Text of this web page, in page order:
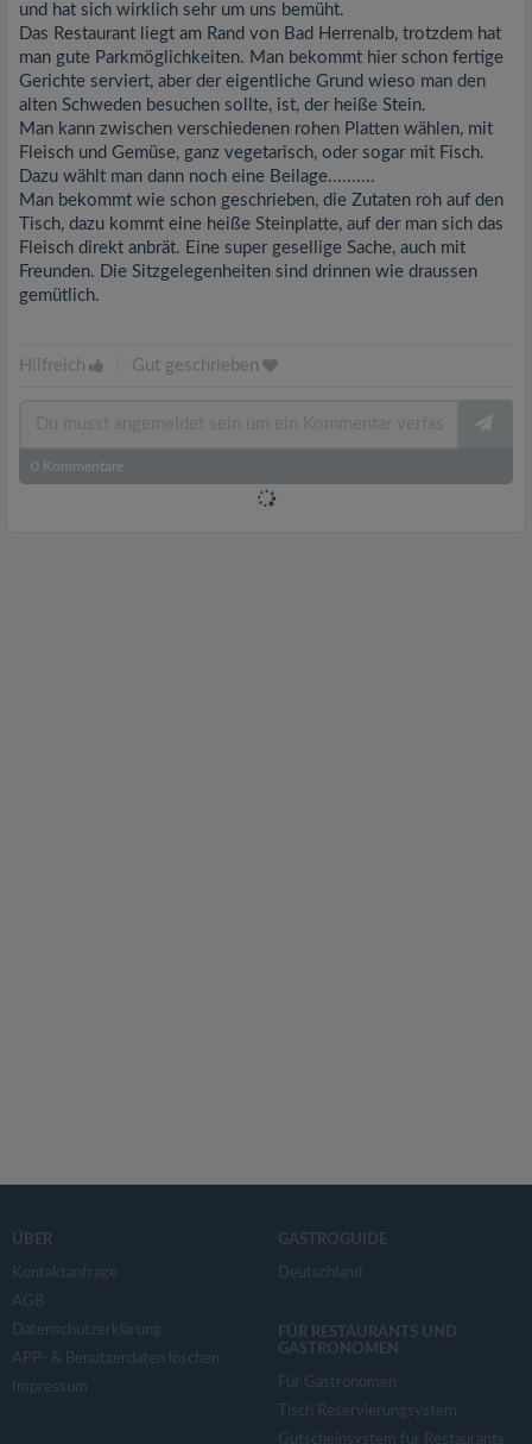
und hat sich wirklich sehr um uns bemüht.
Das Restaurant liegt am Rand von Bad Herrenalb, trotzdem hat
man gute Parkmöglichkeiten. Man bekommt hier schon fertige
Gerichte serviert, aber der eigentliche Grund wieso man den
alten Schweden besuchen sollte, ist, der heiße Stein.
Man kann zwischen verschiedenen rohen Platten wählen, mit
Fleisch und Gemüse, ganz vegetarisch, oder sogar mit Fisch.
Dazu wählt man dann noch eine Beilage..........
Man bekommt wie schon geschrieben, die Zutaten roh auf den
Tisch, dazu kommt eine heiße Steinplatte, auf der man sich das
Fleisch direkt anbrät. Eine super gesellige Sache, auch mit
Freunden. Die Sitzgelegenheiten sind drinnen wie draussen
gemütlich.
Hilfreich Gut geschrieben
0 Kommentare
ÜBER
Kontaktanfrage
AGB
Datenschutzerklärung
APP- & Benutzerdaten löschen
Impressum
GASTROGUIDE
Deutschland
FÜR RESTAURANTS UND
GASTRONOMEN
Für Gastronomen
Tisch Reservierungsystem
Gutscheinsystem für Restaurants